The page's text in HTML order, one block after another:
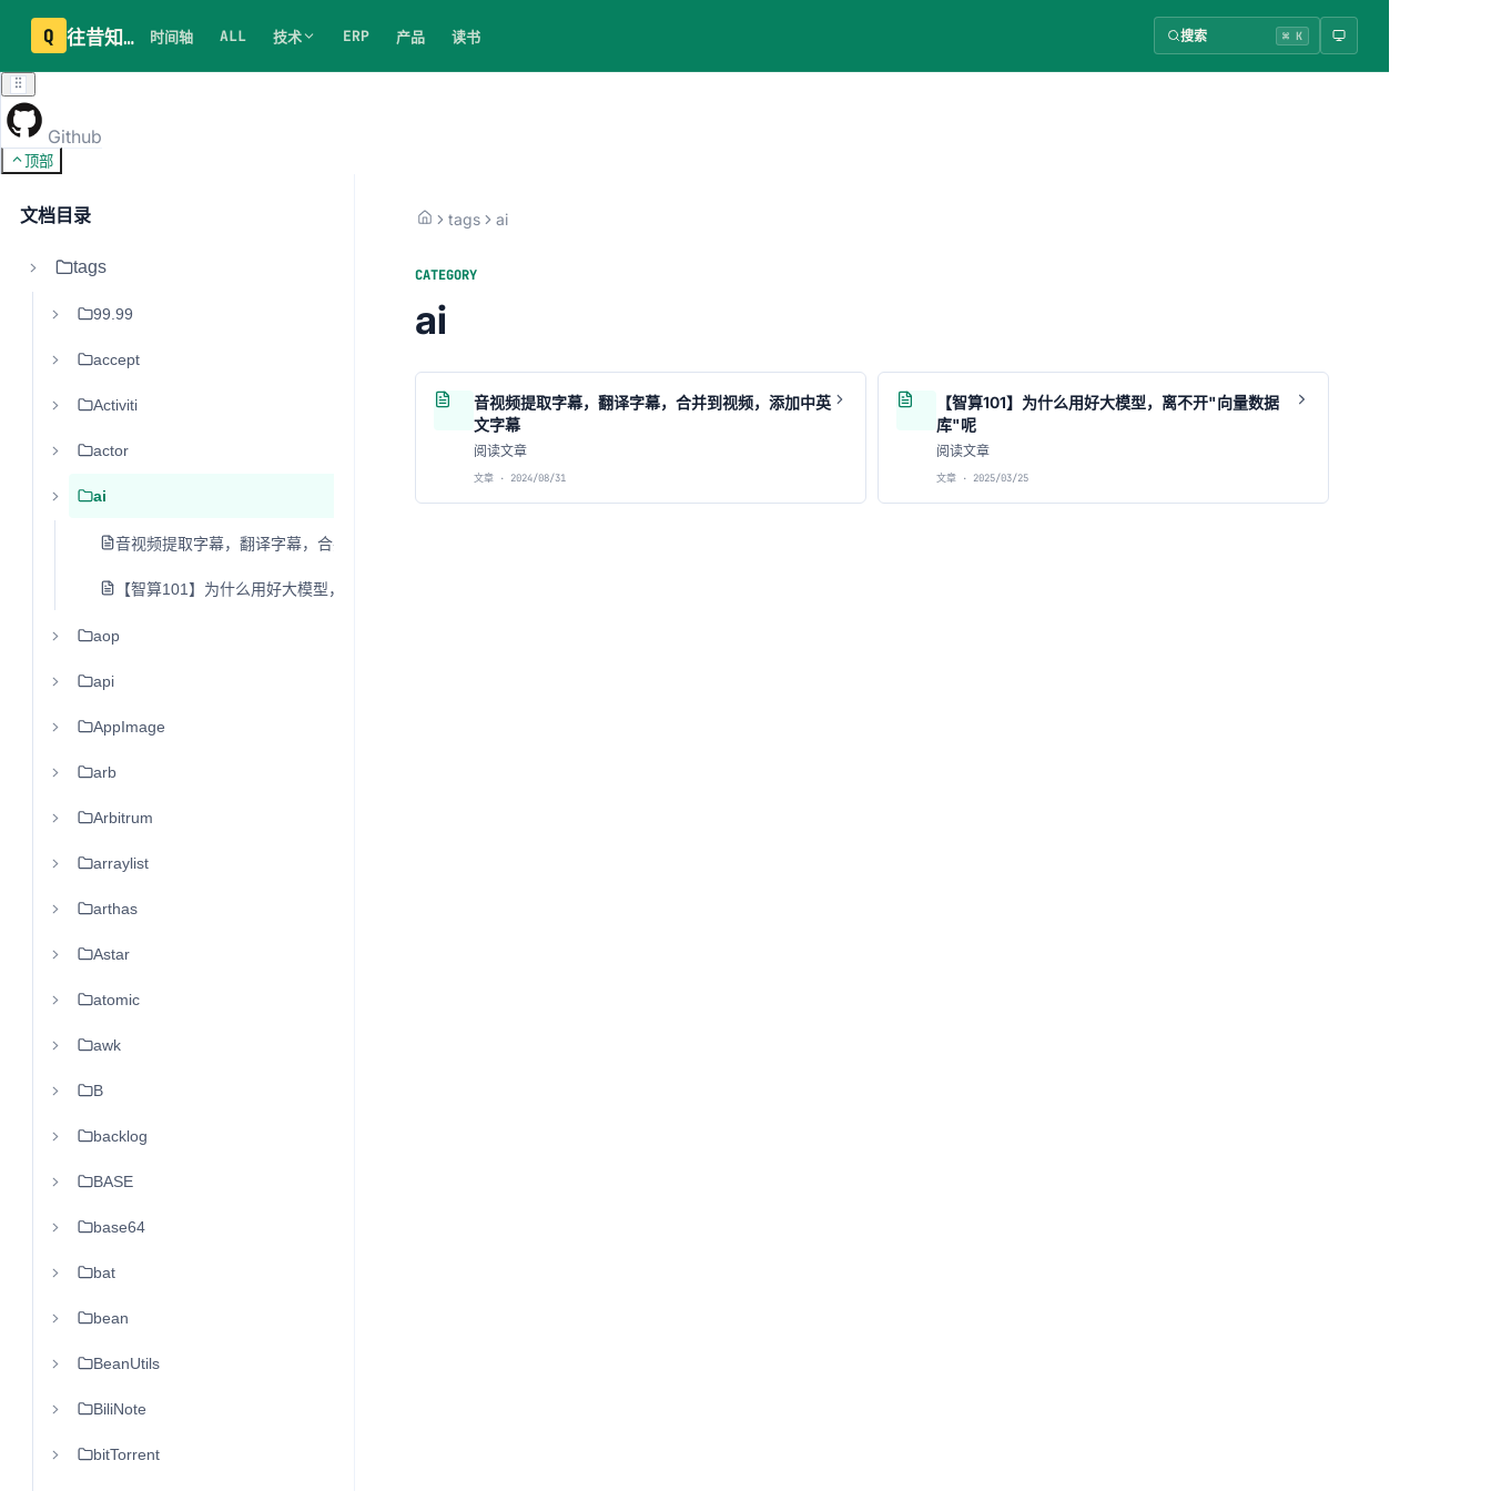
Q 往昔知识库 时间轴 ALL 技术 ERP 产品 读书 搜索 ⌘ K
Github
顶部
文档目录
tags
99.99
accept
Activiti
actor
ai
音视频提取字幕，翻译字幕，合并到视频，添加中英文字幕
【智算101】为什么用好大模型，离不开"向量数据库"呢
aop
api
AppImage
arb
Arbitrum
arraylist
arthas
Astar
atomic
awk
B
backlog
BASE
base64
bat
bean
BeanUtils
BiliNote
bitTorrent
tags ai
CATEGORY
ai
音视频提取字幕，翻译字幕，合并到视频，添加中英
文字幕
阅读文章
文章 · 2024/08/31
【智算101】为什么用好大模型，离不开"向量数据
库"呢
阅读文章
文章 · 2025/03/25